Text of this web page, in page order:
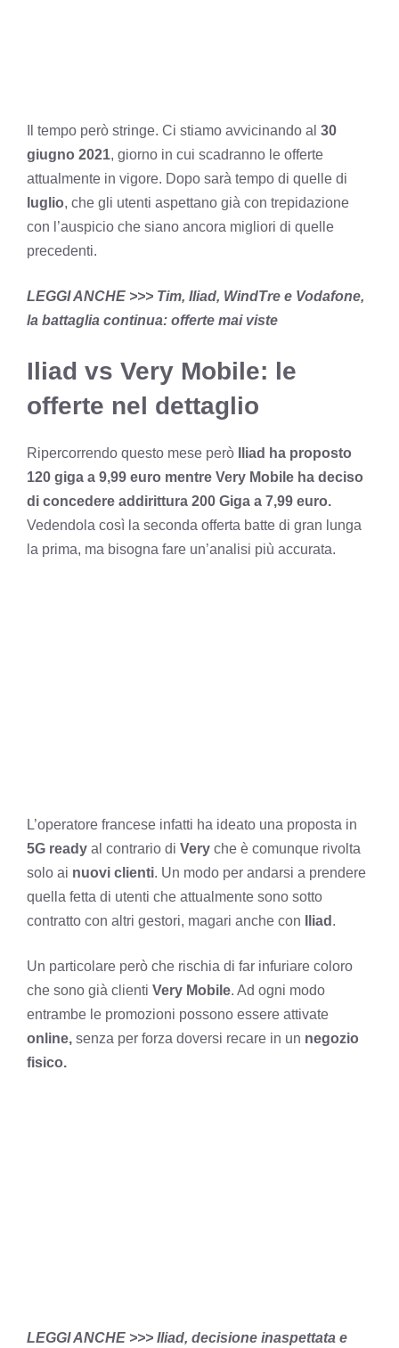
Il tempo però stringe. Ci stiamo avvicinando al 30
giugno 2021, giorno in cui scadranno le offerte
attualmente in vigore. Dopo sarà tempo di quelle di
luglio, che gli utenti aspettano già con trepidazione
con l’auspicio che siano ancora migliori di quelle
precedenti.
LEGGI ANCHE >>> Tim, Iliad, WindTre e Vodafone,
la battaglia continua: offerte mai viste
Iliad vs Very Mobile: le
offerte nel dettaglio
Ripercorrendo questo mese però Iliad ha proposto
120 giga a 9,99 euro mentre Very Mobile ha deciso
di concedere addirittura 200 Giga a 7,99 euro.
Vedendola così la seconda offerta batte di gran lunga
la prima, ma bisogna fare un’analisi più accurata.
L’operatore francese infatti ha ideato una proposta in
5G ready al contrario di Very che è comunque rivolta
solo ai nuovi clienti. Un modo per andarsi a prendere
quella fetta di utenti che attualmente sono sotto
contratto con altri gestori, magari anche con
Iliad .
Un particolare però che rischia di far infuriare coloro
che sono già clienti Very Mobile. Ad ogni modo
entrambe le promozioni possono essere attivate
online, senza per forza doversi recare in un negozio
fisico.
LEGGI ANCHE >>> Iliad, decisione inaspettata e